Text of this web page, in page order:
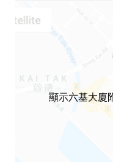
顯示六基大廈